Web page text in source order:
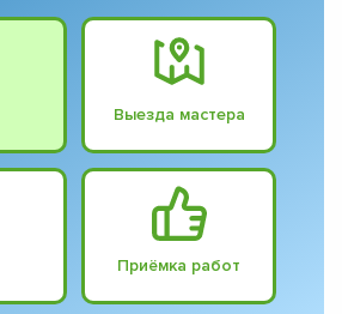
Выезда мастера
Приёмка работ